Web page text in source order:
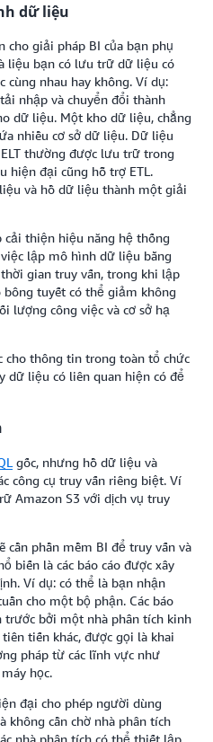
dữ liệu
giải pháp BI của bạn phụ
liệu bạn có lưu trữ dữ liệu có
cùng nhau hay không. Ví dụ:
nhập và chuyển đổi thành
dữ liệu. Một kho dữ liệu, chẳng
nhiều cơ sở dữ liệu. Dữ liệu
thường được lưu trữ trong
hiện đại cũng hỗ trợ ETL.
và hồ dữ liệu thành một giải
thiện hiệu năng hệ thống
lập mô hình dữ liệu bằng
gian truy vấn, trong khi lập
tuyết có thể giảm không
lượng công việc và cơ sở hạ
cho thông tin trong toàn tổ chức
dữ liệu có liên quan hiện có để
gốc, nhưng hồ dữ liệu và
công cụ truy vấn riêng biệt. Ví
Amazon S3 với dịch vụ truy
cần phần mềm BI để truy vấn và
biến là các báo cáo được xây
Ví dụ: có thể là bạn nhận
cho một bộ phận. Các báo
trước bởi một nhà phân tích kinh
tiến khác, được gọi là khai
pháp từ các lĩnh vực như
học.
đại cho phép người dùng
không cần chờ nhà phân tích
nhà phân tích có thể thiết lập